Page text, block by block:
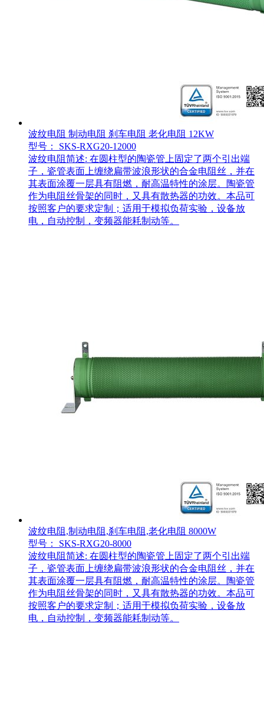
波纹电阻 制动电阻 刹车电阻 老化电阻 12KW
型号： SKS-RXG20-12000
波纹电阻简述: 在圆柱型的陶瓷管上固定了两个引出端
子，瓷管表面上缠绕扁带波浪形状的合金电阻丝，并在
其表面涂覆一层具有阻燃，耐高温特性的涂层。陶瓷管
作为电阻丝骨架的同时，又具有散热器的功效。本品可
按照客户的要求定制；适用于模拟负荷实验，设备放
电，自动控制，变频器能耗制动等。
波纹电阻,制动电阻,刹车电阻,老化电阻 8000W
型号： SKS-RXG20-8000
波纹电阻简述: 在圆柱型的陶瓷管上固定了两个引出端
子，瓷管表面上缠绕扁带波浪形状的合金电阻丝，并在
其表面涂覆一层具有阻燃，耐高温特性的涂层。陶瓷管
作为电阻丝骨架的同时，又具有散热器的功效。本品可
按照客户的要求定制；适用于模拟负荷实验，设备放
电，自动控制，变频器能耗制动等。